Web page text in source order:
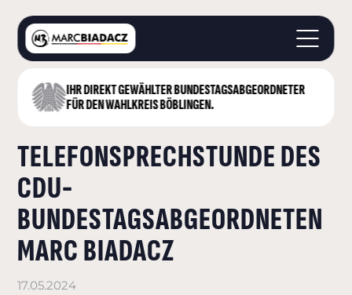
IHR DIREKT GEWÄHLTER BUNDESTAGS­ABGEORDNETER
FÜR DEN WAHLKREIS BÖBLINGEN.
STARTSEITE
LANDKREIS BÖBLINGEN
DEUTSCHER BUNDESTAG
KONTAKT
TELEFONSPRECHSTUNDE DES
CDU-
BUNDESTAGSABGEORDNETEN
MARC BIADACZ
17.05.2024